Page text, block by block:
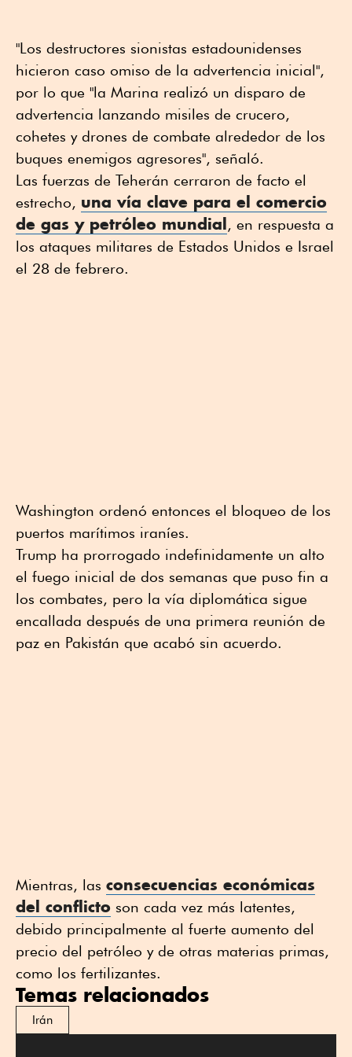
"Los destructores sionistas estadounidenses
hicieron caso omiso de la advertencia inicial",
por lo que "la Marina realizó un disparo de
advertencia lanzando misiles de crucero,
cohetes y drones de combate alrededor de los
buques enemigos agresores", señaló.
Las fuerzas de Teherán cerraron de facto el
estrecho, una vía clave para el comercio
de gas y petróleo mundial , en respuesta a
los ataques militares de Estados Unidos e Israel
el 28 de febrero.
Washington ordenó entonces el bloqueo de los
puertos marítimos iraníes.
Trump ha prorrogado indefinidamente un alto
el fuego inicial de dos semanas que puso fin a
los combates, pero la vía diplomática sigue
encallada después de una primera reunión de
paz en Pakistán que acabó sin acuerdo.
Mientras, las consecuencias económicas
del conflicto son cada vez más latentes,
debido principalmente al fuerte aumento del
precio del petróleo y de otras materias primas,
como los fertilizantes.
Temas relacionados
Irán